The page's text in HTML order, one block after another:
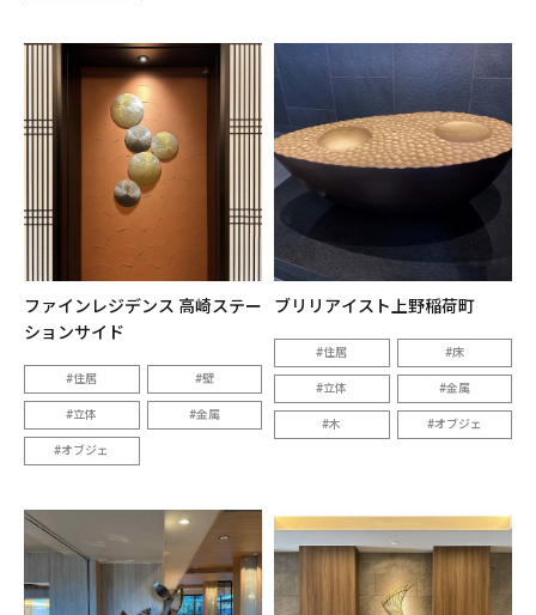
ファインレジデンス 高崎ステー
ションサイド
住居 壁
立体 金属
オブジェ
ブリリアイスト上野稲荷町
住居 床
立体 金属
木 オブジェ